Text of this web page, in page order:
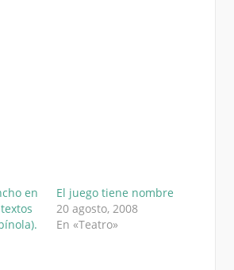
en
El juego tiene nombre
20 agosto, 2008
En «Teatro»